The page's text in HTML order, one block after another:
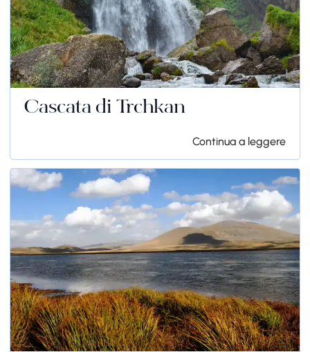
Cascata di Trchkan
Continua a leggere